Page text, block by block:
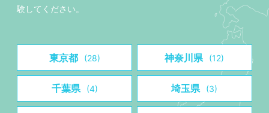
験してください。
東京都 (28) 神奈川県 (12)
千葉県 (4) 埼玉県 (3)